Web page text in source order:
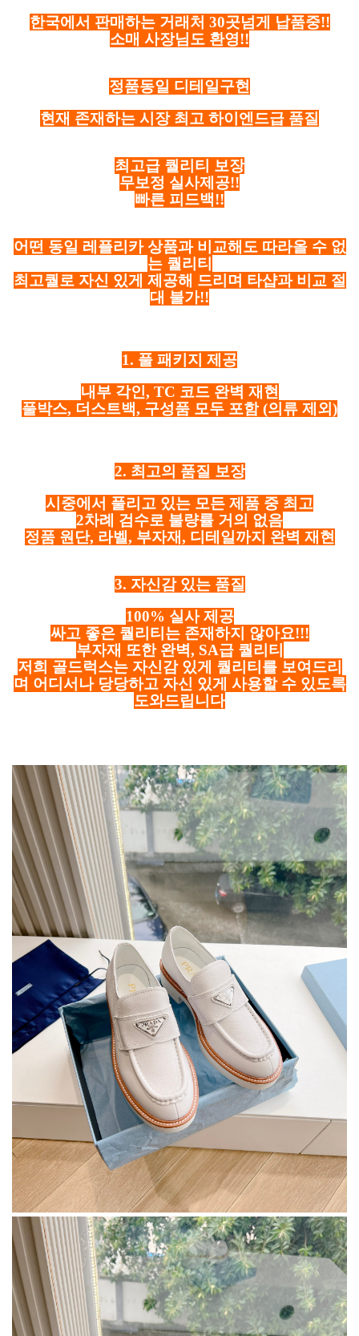
한국에서 판매하는 거래처 30곳넘게 납품중!!
소매 사장님도 환영!!
정품동일 디테일구현
현재 존재하는 시장 최고 하이엔드급 품질
최고급 퀄리티 보장
무보정 실사제공!!
빠른 피드백!!
어떤 동일 레플리카 상품과 비교해도 따라올 수 없
는 퀄리티
최고퀄로 자신 있게 제공해 드리며 타샵과 비교 절
대 불가!!
1. 풀 패키지 제공
내부 각인, TC 코드 완벽 재현
풀박스, 더스트백, 구성품 모두 포함 (의류 제외)
2. 최고의 품질 보장
시중에서 풀리고 있는 모든 제품 중 최고
2차례 검수로 불량률 거의 없음
정품 원단, 라벨, 부자재, 디테일까지 완벽 재현
3. 자신감 있는 품질
100% 실사 제공
싸고 좋은 퀄리티는 존재하지 않아요!!!
부자재 또한 완벽, SA급 퀄리티
저희 골드럭스는 자신감 있게 퀄리티를 보여드리
며 어디서나 당당하고 자신 있게 사용할 수 있도록
도와드립니다